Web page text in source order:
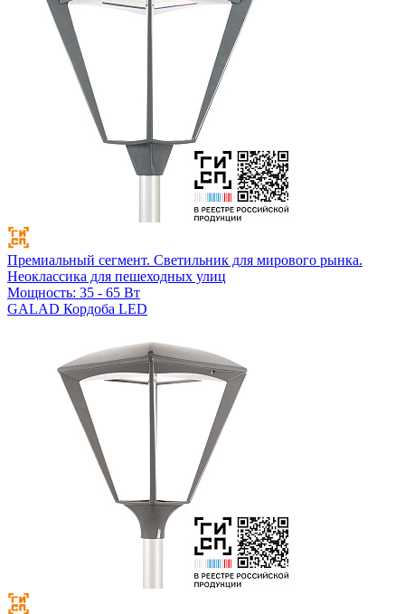
Премиальный сегмент. Светильник для мирового рынка.
Неоклассика для пешеходных улиц
Мощность: 35 - 65 Вт
GALAD Кордоба LED